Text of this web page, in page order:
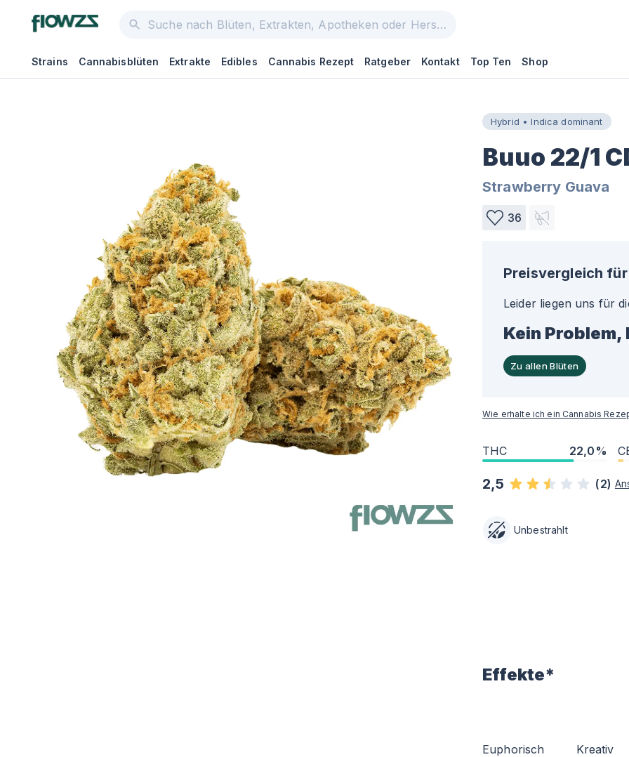
Strains Cannabisblüten Extrakte Edibles Cannabis Rezept Ratgeber Kontakt Top Ten Shop
Hybrid • Indica dominant
Buuo 22/1
Strawberry Guava
36
Preisvergleich für
Leider liegen uns für
Kein
Zu allen Blüten
Wie erhalte ich ein Cannabis
THC 22,0%
2,5 (2)
Unbestrahlt
Effekte*
Euphorisch Kreativ